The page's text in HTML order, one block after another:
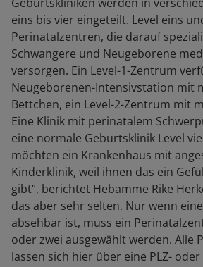
eins bis vier eingeteilt. Level eins
Perinatalzentren, die darauf
Schwangere und Neugeborene
versorgen. Ein Level-1-Zentrum
Neugeborenen-Intensivstation mit
Bettchen, ein Level-2-Zentrum mit
Eine Klinik mit perinatalem
eine normale Geburtsklinik Level
möchten ein Krankenhaus mit
Kinderklinik, weil ihnen das ein
gibt“, berichtet Hebamme Rike
das aber sehr selten. Nur wenn
absehbar ist, muss ein
oder zwei ausgewählt werden. Alle
lassen sich hier über eine PLZ-